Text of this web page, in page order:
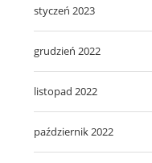
styczeń 2023
grudzień 2022
listopad 2022
październik 2022